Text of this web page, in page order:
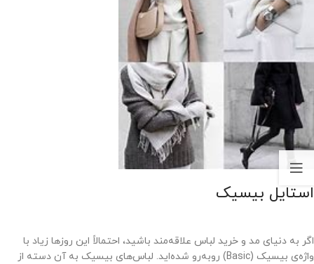
استایل بیسیک
اگر به دنیای مد و خرید لباس علاقه‌مند باشید، احتمالاً این روزها زیاد با
واژه‌ی بیسیک (Basic) روبه‌رو شده‌اید. لباس‌های بیسیک به آن دسته از